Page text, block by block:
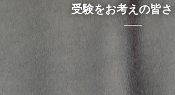
受験をお考えの皆さ